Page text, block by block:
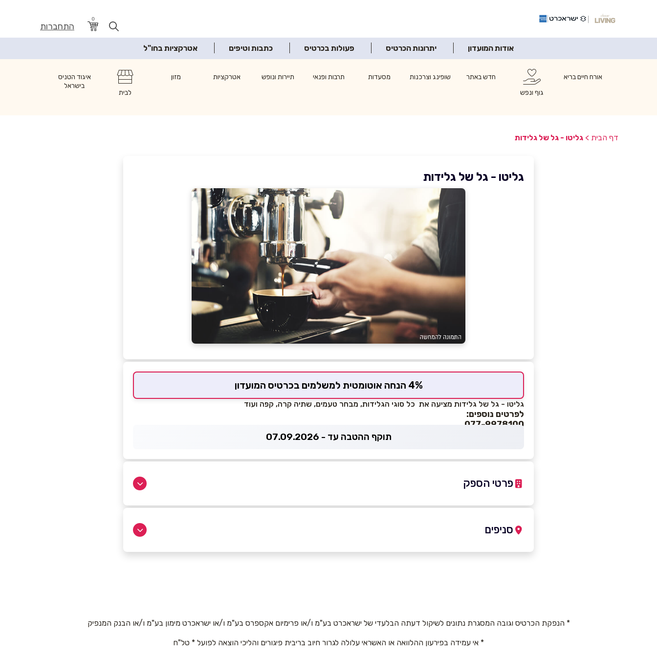
0
התחברות
אודות המועדון יתרונות הכרטיס פעולות בכרטיס כתבות וטיפים אטרקציות בחו"ל
אורח חיים בריא
גוף ונפש
חדש באתר שופינג וצרכנות מסעדות תרבות ופנאי תיירות ונופש אטרקציות
מזון
לבית
איגוד הטניס
בישראל
דף הבית > גליטו - גל של גלידות
גליטו - גל של גלידות
4% הנחה אוטומטית למשלמים בכרטיס המועדון
גליטו - גל של גלידות מציעה את כל סוגי הגלידות, מבחר טעמים, שתיה קרה, קפה ועוד
לפרטים נוספים:
077-9978100
תוקף ההטבה עד - 07.09.2026
פרטי הספק
נושא*
אנא חזרו אלי בקשר ל...
סניפים
* הנפקת הכרטיס וגובה המסגרת נתונים לשיקול דעתה הבלעדי של ישראכרט בע"מ ו/או פרימיום אקספרס בע"מ ו/או ישראכרט מימון בע"מ ו/או הבנק המנפיק
* אי עמידה בפירעון ההלוואה או האשראי עלולה לגרור חיוב בריבית פיגורים והליכי הוצאה לפועל * טל"ח